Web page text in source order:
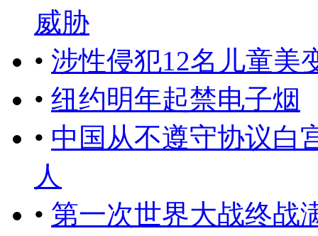
威胁
• 涉性侵犯12名儿童美
• 纽约明年起禁电子烟
• 中国从不遵守协议白
人
• 第一次世界大战终战